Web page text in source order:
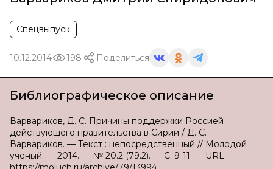
Спецвыпуск
10.12.2014 198 Поделиться
Библиографическое описание
Варвариков, Д. С. Причины поддержки Россией
действующего правительства в Сирии / Д. С.
Варвариков. — Текст : непосредственный // Молодой
ученый. — 2014. — № 20.2 (79.2). — С. 9-11. — URL: